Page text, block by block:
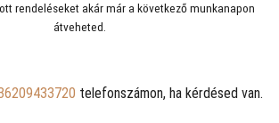
rendeléseket akár már a következő munkanapon
átveheted.
telefonszámon, ha kérdésed van.